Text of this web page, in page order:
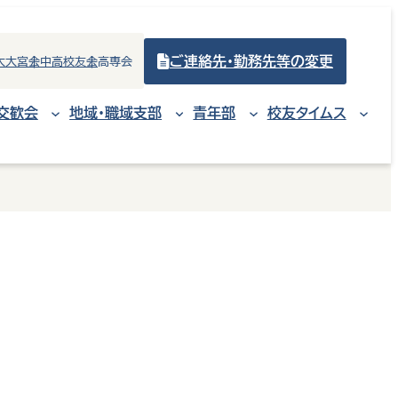
大宮会中高校友会高専会 ご連絡先・勤務先等の変更
歓会 地域・職域支部 青年部 校友タイムス